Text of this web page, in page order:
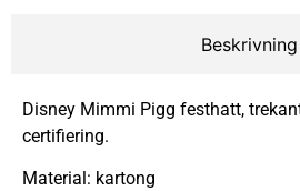
Beskrivning
Disney Mimmi Pigg festhatt,
certifiering.
Material: kartong